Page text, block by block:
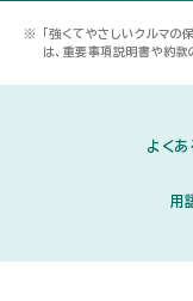
※
「強くてやさしいクルマの
は、重要事項説明書や約款
よくあ
用